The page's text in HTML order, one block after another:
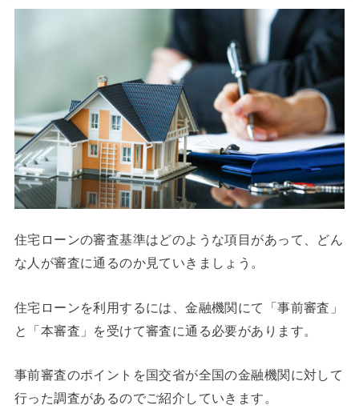
住宅ローンの審査基準はどのような項目があって、どん
な人が審査に通るのか見ていきましょう。
住宅ローンを利用するには、金融機関にて「事前審査」
と「本審査」を受けて審査に通る必要があります。
事前審査のポイントを国交省が全国の金融機関に対して
行った調査があるのでご紹介していきます。